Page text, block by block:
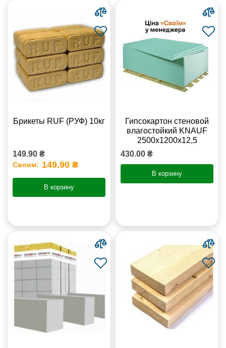
Брикеты RUF (РУФ) 10кг
149.90 ₴
Своим: 149.90 ₴
В корзину
Гипсокартон стеновой
влагостойкий KNAUF
2500х1200х12,5
430.00 ₴
В корзину